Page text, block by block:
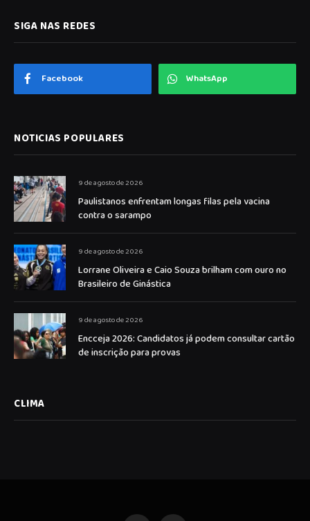
SIGA NAS REDES
Facebook WhatsApp
NOTICIAS POPULARES
9 de agosto de 2026
Paulistanos enfrentam longas filas pela vacina
contra o sarampo
9 de agosto de 2026
Lorrane Oliveira e Caio Souza brilham com ouro no
Brasileiro de Ginástica
9 de agosto de 2026
Encceja 2026: Candidatos já podem consultar cartão
de inscrição para provas
CLIMA